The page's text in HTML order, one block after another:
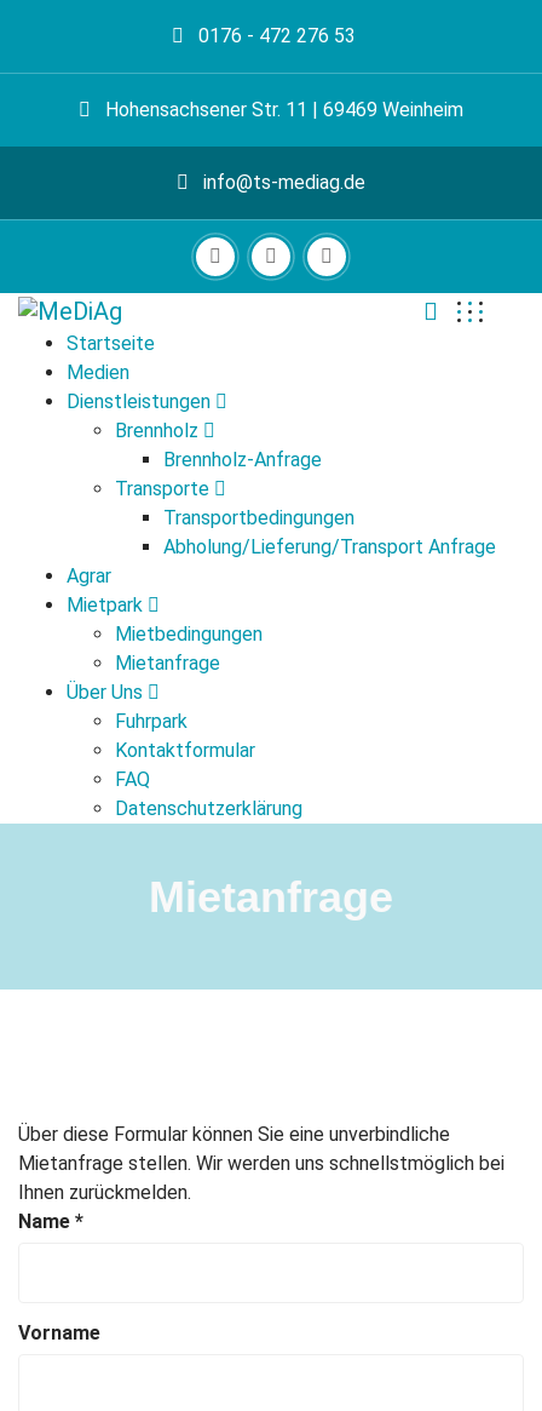
0176 - 472 276 53
Hohensachsener Str. 11 | 69469 Weinheim
info@ts-mediag.de
Startseite
Medien
Dienstleistungen
Brennholz
Brennholz-Anfrage
Transporte
Transportbedingungen
Abholung/Lieferung/Transport Anfrage
Agrar
Mietpark
Mietbedingungen
Mietanfrage
Über Uns
Fuhrpark
Kontaktformular
FAQ
Datenschutzerklärung
Mietanfrage
Über diese Formular können Sie eine unverbindliche
Mietanfrage stellen. Wir werden uns schnellstmöglich bei
Ihnen zurückmelden.
Name *
Vorname